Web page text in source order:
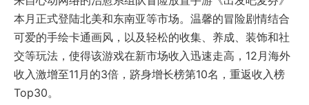
本月正式登陆北美和东南亚等市场。温馨的冒险剧情结合
可爱的手绘卡通画风，以及轻松的收集、养成、装饰和社
交等玩法，使得该游戏在新市场收入迅速走高，12月海外
收入激增至11月的3倍，跻身增长榜第10名，重返收入榜
Top30。